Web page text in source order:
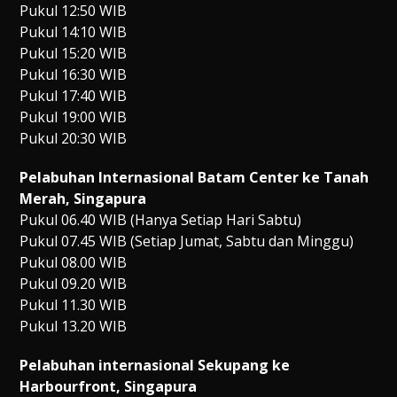
Pukul 12:50 WIB
Pukul 14:10 WIB
Pukul 15:20 WIB
Pukul 16:30 WIB
Pukul 17:40 WIB
Pukul 19:00 WIB
Pukul 20:30 WIB
Pelabuhan Internasional Batam Center ke Tanah
Merah, Singapura
Pukul 06.40 WIB (Hanya Setiap Hari Sabtu)
Pukul 07.45 WIB (Setiap Jumat, Sabtu dan Minggu)
Pukul 08.00 WIB
Pukul 09.20 WIB
Pukul 11.30 WIB
Pukul 13.20 WIB
Pelabuhan internasional Sekupang ke
Harbourfront, Singapura